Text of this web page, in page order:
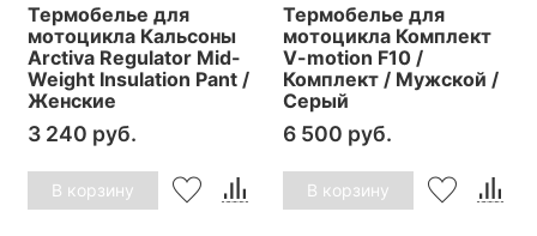
Термобелье для
мотоцикла Кальсоны
Arctiva Regulator Mid-
Weight Insulation Pant /
Женские
3 240 руб.
В корзину
Термобелье для
мотоцикла Комплект
V-motion F10 /
Комплект / Мужской /
Серый
6 500 руб.
В корзину